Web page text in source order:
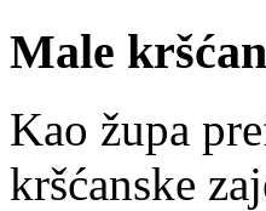
Male
Kao župa
kršćanske